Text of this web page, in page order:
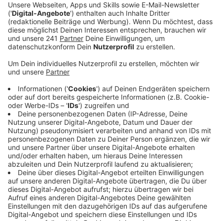
den Weltraum und unseren Planeten.
Veröffentlicht:Montag, 05.02.2024 07:40
Laura Potting
Von Null auf Potting: "Space Force"